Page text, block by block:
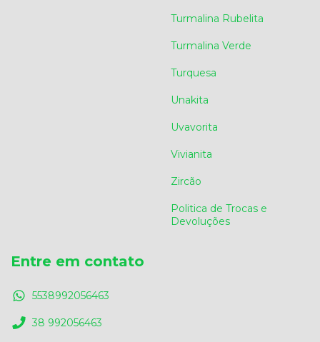
Turmalina Rubelita
Turmalina Verde
Turquesa
Unakita
Uvavorita
Vivianita
Zircão
Politica de Trocas e
Devoluções
Entre em contato
5538992056463
38 992056463